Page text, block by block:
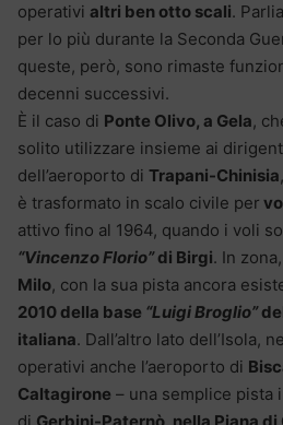
operativi altri ben otto scali.
per lo più durante la Seconda
queste, però, sono rimaste
decenni successivi.
È il caso di Ponte Olivo, a Gela,
solito utilizzare insieme ai
dell’aeroporto di Trapani-Chinisia
è trasformato in scalo civile per
attivo fino al 1964, quando i voli
“Vincenzo Florio”di Birgi. In
Milo, con la sua pista ancora
2010 della base “Luigi Broglio”
italiana. Dall’altro lato dell’Isola,
operativi anche l’aeroporto di
Caltagirone – una semplice pista